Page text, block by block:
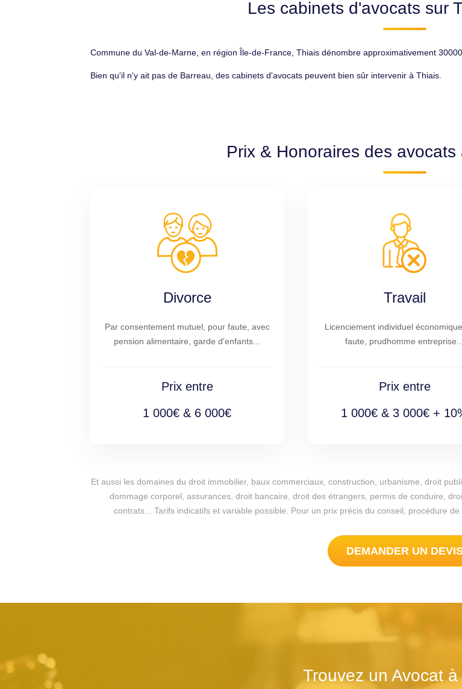
Les cabinets d'avocats sur
Commune du Val-de-Marne, en région Île-de-France, Thiais dénombre approximativement
Bien qu'il n'y ait pas de Barreau, des cabinets d'avocats peuvent bien sûr intervenir à Thiais.
Prix & Honoraires des
Divorce
Par consentement mutuel, pour faute, avec
pension alimentaire, garde d'enfants...
Prix entre
1 000€ & 6 000€
Travail
Licenciement individuel
faute, prudhomme entreprise...
Prix entre
1 000€ & 3 000€ +
Et aussi les domaines du droit immobilier, baux commerciaux, construction, urbanisme, droit
dommage corporel, assurances, droit bancaire, droit des étrangers, permis de conduire,
contrats... Tarifs indicatifs et variable possible. Pour un prix précis du conseil, procédure
DEMANDER UN
Trouvez un Avocat à